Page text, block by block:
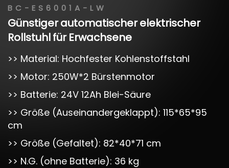
BC-ES6001A-LW
Günstigerautomatischerelektrischer
Rollstuhlfür Erwachsene
>> Material: Hochfester Kohlenstoffstahl
>> Motor: 250W*2 Bürstenmotor
>> Batterie: 24V 12Ah Blei-Säure
>> Größe (Auseinandergeklappt): 115*65*95
cm
>> Größe (Gefaltet): 82*40*71 cm
>> N.G. (ohne Batterie): 36 kg